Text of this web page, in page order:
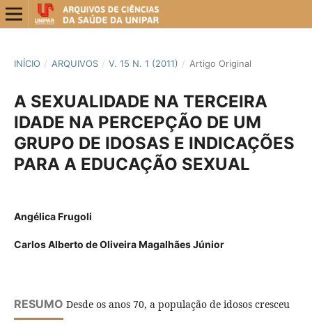
INÍCIO / ARQUIVOS / V. 15 N. 1 (2011) / Artigo Original
A SEXUALIDADE NA TERCEIRA
IDADE NA PERCEPÇÃO DE UM
GRUPO DE IDOSAS E INDICAÇÕES
PARA A EDUCAÇÃO SEXUAL
Angélica Frugoli
Carlos Alberto de Oliveira Magalhães Júnior
RESUMO Desde os anos 70, a população de idosos cresceu